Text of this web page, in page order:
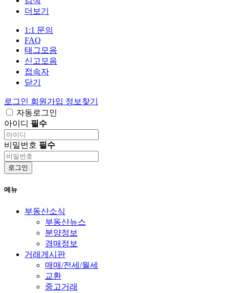
더보기
1:1 문의
FAQ
태그모음
신고모음
접속자
닫기
로그인 회원가입 정보찾기
자동로그인
아이디 필수
비밀번호 필수
로그인
메뉴
부동산소식
부동산뉴스
분양정보
경매정보
거래게시판
매매/전세/월세
교환
중고거래